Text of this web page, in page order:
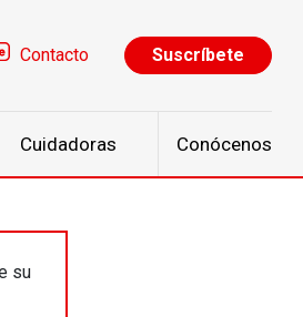
Contacto Suscríbete
Cuidadoras Conócenos
su